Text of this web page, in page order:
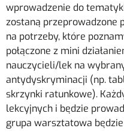
wprowadzenie do
zostaną przeprowadzone
na potrzeby, które
połączone z mini
nauczycieli/lek na
antydyskryminacji (np.
skrzynki ratunkowe).
lekcyjnych i będzie
grupa warsztatowa